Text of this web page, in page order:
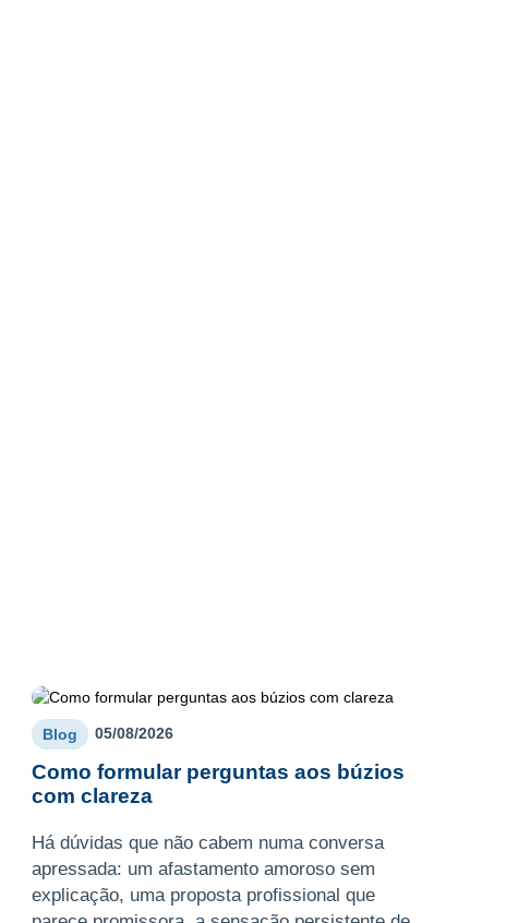
Blog 05/08/2026
Como formular perguntas aos búzios
com clareza
Há dúvidas que não cabem numa conversa
apressada: um afastamento amoroso sem
explicação, uma proposta profissional que